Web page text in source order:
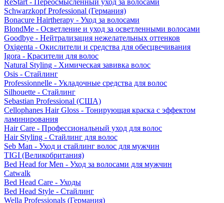
ReStart - Переосмысленный уход за волосами
Schwarzkopf Professional (Германия)
Bonacure Hairtherapy - Уход за волосами
BlondMe - Осветление и уход за осветленными волосами
Goodbye - Нейтрализация нежелательных оттенков
Oxigenta - Окислители и средства для обесцвечивания
Igora - Красители для волос
Natural Styling - Химическая завивка волос
Osis - Стайлинг
Professionnelle - Укладочные средства для волос
Silhouette - Стайлинг
Sebastian Professional (США)
Cellophanes Hair Gloss - Тонирующая краска с эффектом
ламинирования
Hair Care - Профессиональный уход для волос
Hair Styling - Стайлинг для волос
Seb Man - Уход и стайлинг волос для мужчин
TIGI (Великобритания)
Bed Head for Men - Уход за волосами для мужчин
Catwalk
Bed Head Care - Уходы
Bed Head Style - Стайлинг
Wella Professionals (Германия)